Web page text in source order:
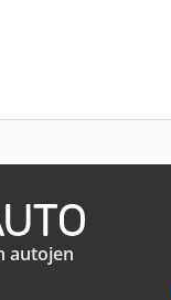
autojen